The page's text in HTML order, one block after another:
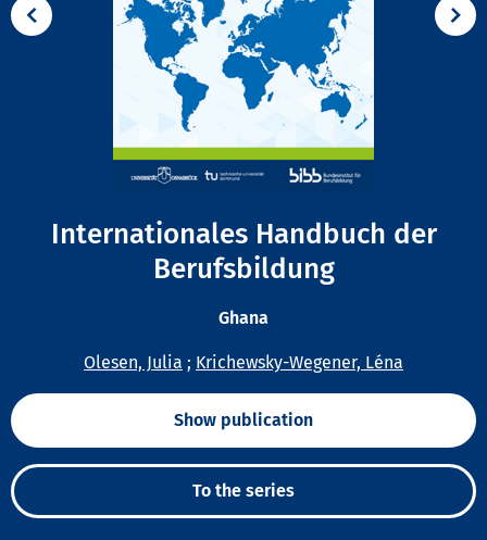
Internationales Handbuch der
Berufsbildung
Ghana
Olesen, Julia ; Krichewsky-Wegener, Léna
Show publication
To the series